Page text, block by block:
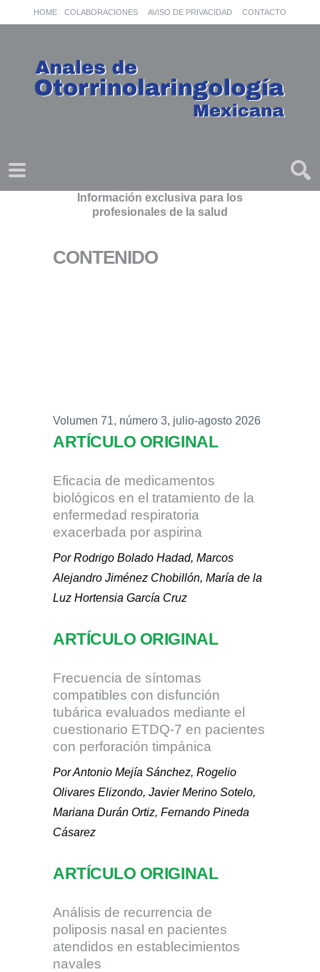
HOME COLABORACIONES AVISO DE PRIVACIDAD CONTACTO
Información exclusiva para los
profesionales de la salud
CONTENIDO
Volumen 71, número 3, julio-agosto 2026
ARTÍCULO ORIGINAL
Eficacia de medicamentos
biológicos en el tratamiento de la
enfermedad respiratoria
exacerbada por aspirina
Por Rodrigo Bolado Hadad, Marcos
Alejandro Jiménez Chobillón, María de la
Luz Hortensia García Cruz
ARTÍCULO ORIGINAL
Frecuencia de síntomas
compatibles con disfunción
tubárica evaluados mediante el
cuestionario ETDQ-7 en pacientes
con perforación timpánica
Por Antonio Mejía Sánchez, Rogelio
Olivares Elizondo, Javier Merino Sotelo,
Mariana Durán Ortiz, Fernando Pineda
Cásarez
ARTÍCULO ORIGINAL
Análisis de recurrencia de
poliposis nasal en pacientes
atendidos en establecimientos
navales